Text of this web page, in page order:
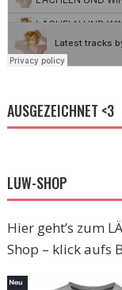
AUSGEZEICHNET <3
LUW-SHOP
Hier geht’s zum
Shop – klick aufs